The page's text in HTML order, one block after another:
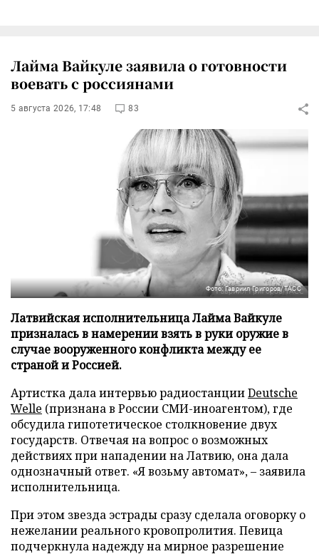
Лайма Вайкуле заявила о готовности
воевать с россиянами
5 августа 2026, 17:48 83
Фото: Гавриил Григоров/ТАСС
Латвийская исполнительница Лайма Вайкуле
призналась в намерении взять в руки оружие в
случае вооруженного конфликта между ее
страной и Россией.
Артистка дала интервью радиостанцииDeutsche
Welle (признана в России СМИ-иноагентом), где
обсудила гипотетическое столкновение двух
государств. Отвечая на вопрос о возможных
действиях при нападении на Латвию, она дала
однозначный ответ. «Я возьму автомат», – заявила
исполнительница.
При этом звезда эстрады сразу сделала оговорку о
нежелании реального кровопролития. Певица
подчеркнула надежду на мирное разрешение